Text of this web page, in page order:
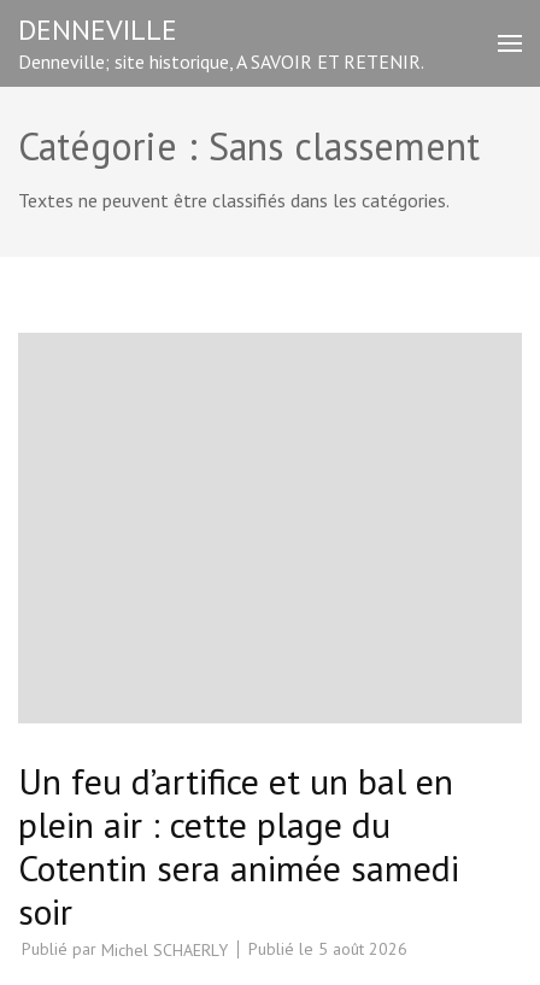
contenu
(Pressez
DENNEVILLE
Denneville; site historique, A SAVOIR ET RETENIR.
Catégorie : Sans classement
Textes ne peuvent être classifiés dans les catégories.
Un feu d’artifice et un bal en
plein air : cette plage du
Cotentin sera animée samedi
soir
Publié par Michel SCHAERLY Publié le 5 août 2026